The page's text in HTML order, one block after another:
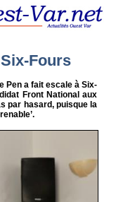
Fours
Pen a fait escale à Six-
Front National aux
par hasard, puisque la